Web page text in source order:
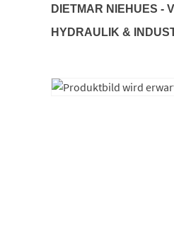
DIETMAR NIEHUES -
HYDRAULIK &